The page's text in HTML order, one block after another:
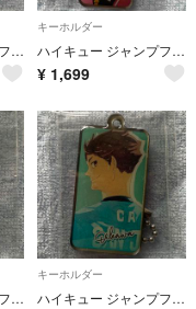
ハイキュー ジャンプフェスタ 2023 ステックケーキ メタルチャーム 東峰旭
キーホルダー
ハイキュー ジャンプフェスタ 2023 ステックケーキ メタルチャーム 西谷夕
¥ 1,699
ハイキュー ジャンプフェスタ 2022 特製引き出しBOX付きカステラ焼き メタルチャーム 及川徹2
キーホルダー
ハイキュー ジャンプフェスタ 2022 特製引き出しBOX付きカステラ焼き メタルチャーム 及川徹1